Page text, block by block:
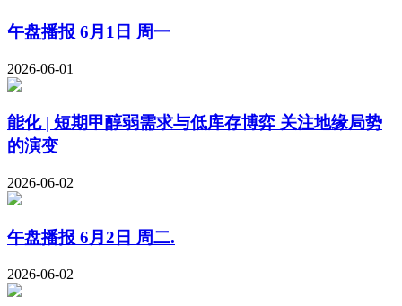
午盘播报 6月1日 周一
2026-06-01
能化 | 短期甲醇弱需求与低库存博弈 关注地缘局势
的演变
2026-06-02
午盘播报 6月2日 周二.
2026-06-02